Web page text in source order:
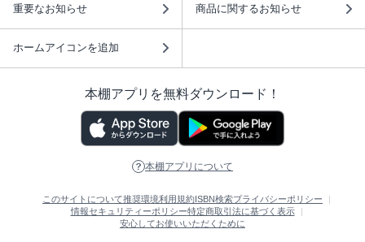
重要なお知らせ 商品に関するお知らせ
ホームアイコンを追加
本棚アプリを無料ダウンロード！
本棚アプリについて
このサイトについて推奨環境利用規約ISBN検索プライバシーポリシー
情報セキュリティーポリシー特定商取引法に基づく表示
安心してお使いいただくために